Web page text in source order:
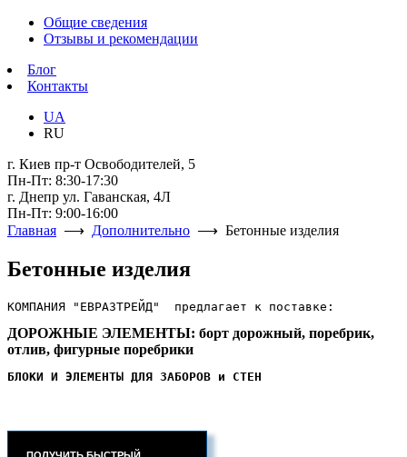
Общие сведения
Отзывы и рекомендации
Блог
Контакты
UA
RU
г. Киев пр-т Освободителей, 5
Пн-Пт: 8:30-17:30
г. Днепр ул. Гаванская, 4Л
Пн-Пт: 9:00-16:00
Главная ⟶ Дополнительно ⟶ Бетонные изделия
Бетонные изделия
КОМПАНИЯ "ЕВРАЗТРЕЙД"  предлагает к поставке:
ДОРОЖНЫЕ ЭЛЕМЕНТЫ: борт дорожный, поребрик,
отлив, фигурные поребрики
БЛОКИ И ЭЛЕМЕНТЫ ДЛЯ ЗАБОРОВ и СТЕН